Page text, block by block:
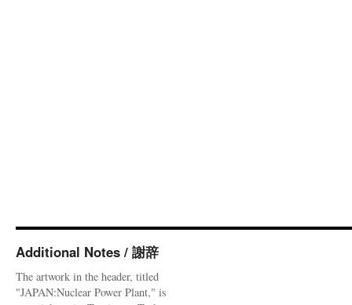
Additional Notes / 謝辞
The artwork in the header, titled
"JAPAN:Nuclear Power Plant," is